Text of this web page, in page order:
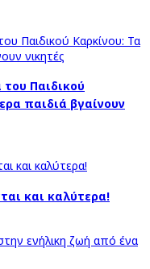
Παιδικού
παιδιά βγαίνουν
και καλύτερα!